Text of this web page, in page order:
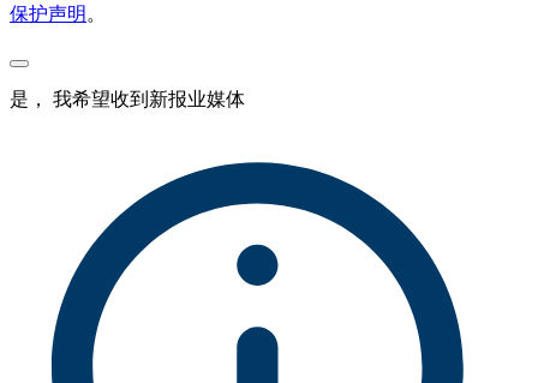
保护声明 。
是， 我希望收到新报业媒体